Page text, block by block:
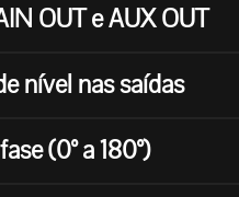
OUT e AUX OUT
nível nas saídas
(0° a 180°)